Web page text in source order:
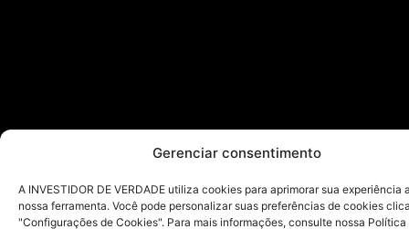
Gerenciar consentimento
A INVESTIDOR DE VERDADE utiliza cookies para aprimorar sua experiência
nossa ferramenta. Você pode personalizar suas preferências de cookies
"Configurações de Cookies". Para mais informações, consulte nossa Política